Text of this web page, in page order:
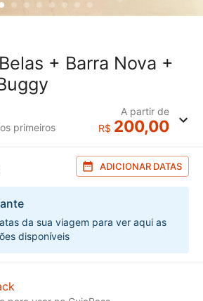
+ Barra Nova +
primeiros
A partir de
R$ 200,00
ADICIONAR DATAS
da sua viagem para ver aqui as
disponíveis